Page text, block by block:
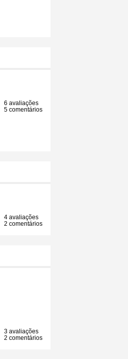
6 avaliações
5 comentários
4 avaliações
2 comentários
3 avaliações
2 comentários